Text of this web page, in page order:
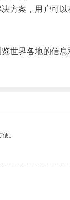
案，用户可
世界各地的信息
。